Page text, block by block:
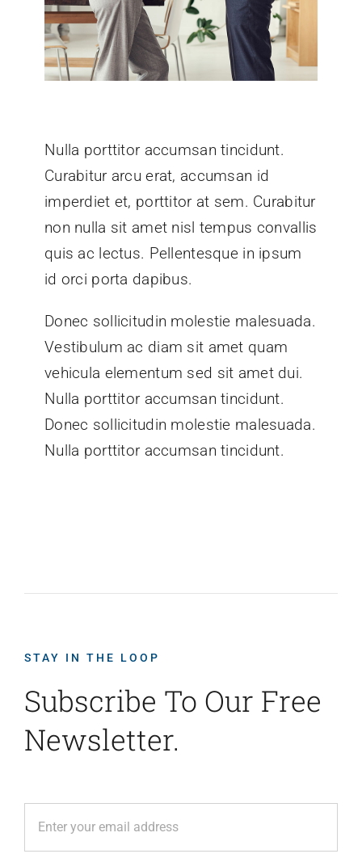
Nulla porttitor accumsan tincidunt.
Curabitur arcu erat, accumsan id
imperdiet et, porttitor at sem. Curabitur
non nulla sit amet nisl tempus convallis
quis ac lectus. Pellentesque in ipsum
id orci porta dapibus.
Donec sollicitudin molestie malesuada.
Vestibulum ac diam sit amet quam
vehicula elementum sed sit amet dui.
Nulla porttitor accumsan tincidunt.
Donec sollicitudin molestie malesuada.
Nulla porttitor accumsan tincidunt.
STAY IN THE LOOP
Subscribe To Our Free
Newsletter.